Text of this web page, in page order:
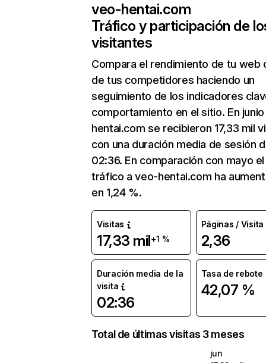
veo-hentai.com
Tráfico y participación de
visitantes
Compara el rendimiento de tu web
de tus competidores haciendo un
seguimiento de los indicadores
comportamiento en el sitio. En
hentai.com se recibieron 17,33 mil
con una duración media de sesión
02:36. En comparación con mayo el
tráfico a veo-hentai.com ha
en 1,24 %.
Visitas
17,33 mil+1 %
Páginas / Visita
2,36
Duración media de la
visita
02:36
Tasa de rebote
42,07 %
Total de últimas visitas 3 meses
jun